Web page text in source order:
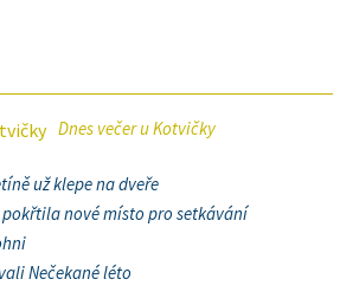
Dnes večer u Kotvičky
už klepe na dveře
pokřtila nové místo pro setkávání
Nečekané léto